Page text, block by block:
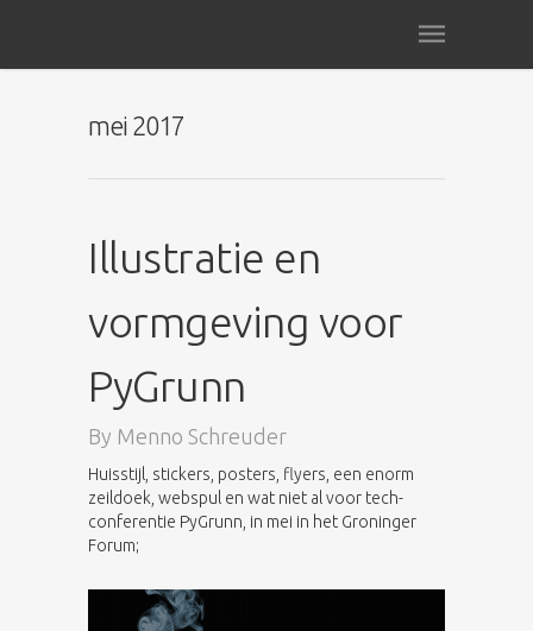
mei 2017
Illustratie en
vormgeving voor
PyGrunn
By Menno Schreuder
Huisstijl, stickers, posters, flyers, een enorm
zeildoek, webspul en wat niet al voor tech-
conferentie PyGrunn, in mei in het Groninger
Forum;